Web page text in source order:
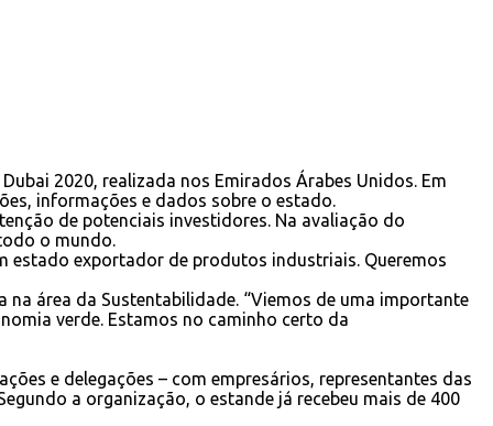
2020, realizada nos Emirados Árabes Unidos. Em
informações e dados sobre o estado.
de potenciais investidores. Na avaliação do
o mundo.
estado exportador de produtos industriais. Queremos
área da Sustentabilidade. “Viemos de uma importante
verde. Estamos no caminho certo da
e delegações – com empresários, representantes das
a organização, o estande já recebeu mais de 400